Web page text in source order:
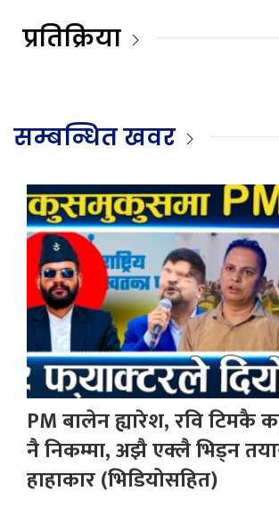
प्रतिक्रिया
सम्बन्धित खवर
PM बालेन ह्यारेश, रवि टिमकै
नै निकम्मा, अझै एक्लै भिड्न
हाहाकार (भिडियोसहित)